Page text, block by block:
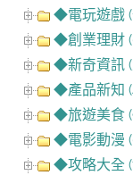
◆電玩遊戲
◆創業理財
◆新奇資訊
◆產品新知
◆旅遊美食
◆電影動漫
◆攻略大全